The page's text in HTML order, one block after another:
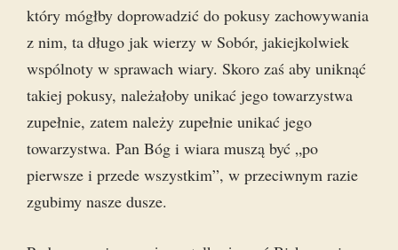
który mógłby doprowadzić do pokusy zachowywania
z nim, ta długo jak wierzy w Sobór, jakiejkolwiek
wspólnoty w sprawach wiary. Skoro zaś aby uniknąć
takiej pokusy, należałoby unikać jego towarzystwa
zupełnie, zatem należy zupełnie unikać jego
towarzystwa. Pan Bóg i wiara muszą być „po
pierwsze i przede wszystkim”, w przeciwnym razie
zgubimy nasze dusze.